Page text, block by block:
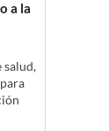
a la
salud,